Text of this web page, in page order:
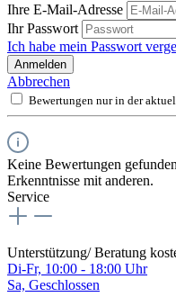
Ihre E-Mail-Adresse
Ihr Passwort
Ich habe mein Passwort
Anmelden
Abbrechen
Bewertungen nur in der
Keine Bewertungen
Erkenntnisse mit anderen.
Service
Unterstützung/ Beratung
Di-Fr, 10:00 - 18:00 Uhr
Sa, Geschlossen